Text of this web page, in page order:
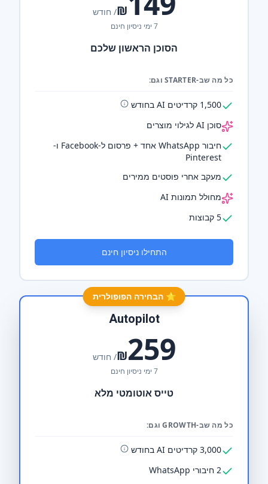
₪/ חודש
7 ימי ניסיון חינם
הסוכן הראשון שלכם
כל מה שב-STARTER וגם:
1,500 קרדיטים AI בחודש
סוכן AI לגילוי מוצרים
חיבור WhatsApp אחד + פרסום ל-Facebook ו-
Pinterest
מעקב אחרי פוסטים ממירים
מחולל תמונות AI
5 קבוצות
התחילו ניסיון חינם
⭐ הבחירה הפופולרית
Autopilot
259
₪/ חודש
7 ימי ניסיון חינם
טייס אוטומטי מלא
כל מה שב-GROWTH וגם:
3,000 קרדיטים AI בחודש
2 חיבורי WhatsApp